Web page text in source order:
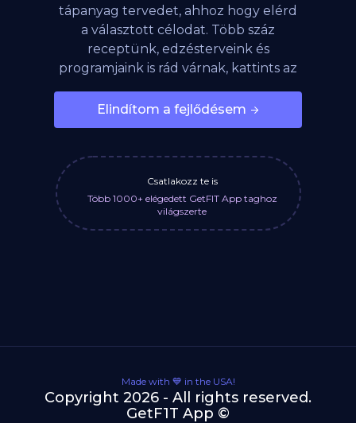
tápanyag tervedet, ahhoz hogy elérd
a választott célodat. Több száz
receptünk, edzésterveink és
programjaink is rád várnak, kattints az
Elindítom a fejlődésem
Csatlakozz te is
Több 1000+ elégedett GetFIT App taghoz
világszerte
Made with 💙 in the USA!
Copyright 2026 - All rights reserved.
GetF1T App ©